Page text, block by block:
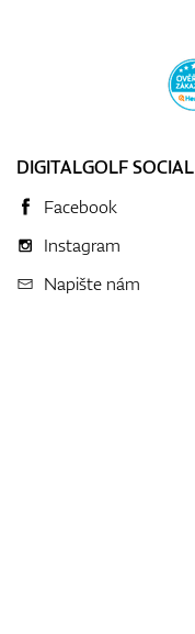
DIGITALGOLF SOCIAL
Facebook
Instagram
Napište nám